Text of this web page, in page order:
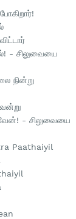
- சிலுவையை
நின்று
- சிலுவையை
Paathaiyil